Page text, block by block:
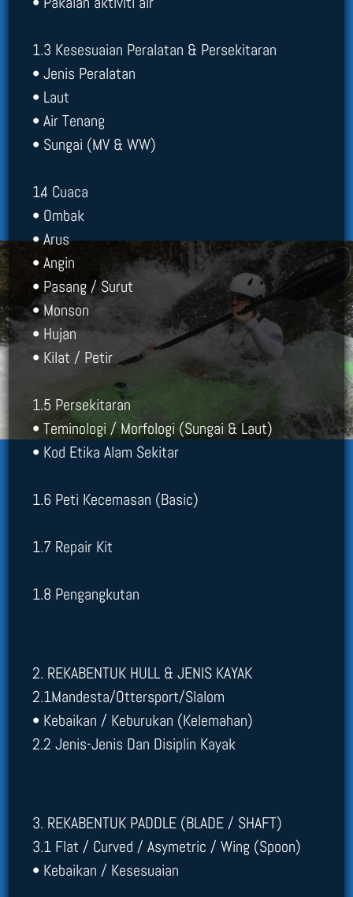
1.3 Kesesuaian Peralatan & Persekitaran
• Jenis Peralatan
• Laut
• Air Tenang
• Sungai (MV & WW)
1.4 Cuaca
• Ombak
• Arus
• Angin
• Pasang / Surut
• Monson
• Hujan
• Kilat / Petir
1.5 Persekitaran
• Teminologi / Morfologi (Sungai & Laut)
• Kod Etika Alam Sekitar
1.6 Peti Kecemasan (Basic)
1.7 Repair Kit
1.8 Pengangkutan
2. REKABENTUK HULL & JENIS KAYAK
2.1Mandesta/Ottersport/Slalom
• Kebaikan / Keburukan (Kelemahan)
2.2 Jenis-Jenis Dan Disiplin Kayak
3. REKABENTUK PADDLE (BLADE / SHAFT)
3.1 Flat / Curved / Asymetric / Wing (Spoon)
• Kebaikan / Kesesuaian